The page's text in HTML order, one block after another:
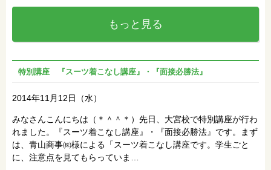
もっと見る
特別講座 『スーツ着こなし講座』・『面接必勝法』
2014年11月12日（水）
みなさんこんにちは（＊＾＾＊）先日、大宮校で特別講座が行わ
れました。『スーツ着こなし講座』・『面接必勝法』です。まず
は、青山商事㈱様による「スーツ着こなし講座です。学生ごと
に、注意点を見てもらっていま…